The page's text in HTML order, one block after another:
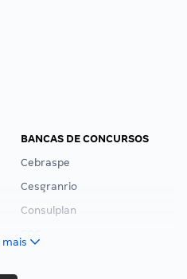
BANCAS DE CONCURSOS
Cebraspe
Cesgranrio
Consulplan
mais